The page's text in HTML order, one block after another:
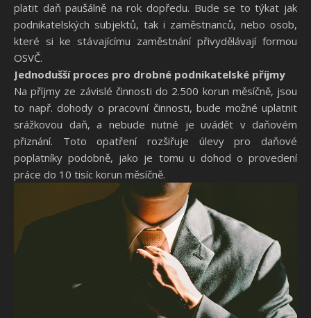
platit daň paušálně na rok dopředu. Bude se to týkat jak
podnikatelských subjektů, tak i zaměstnanců, nebo osob,
které si ke stávajícímu zaměstnání přivydělávají formou
OSVČ.
Jednodušší proces pro drobné podnikatelské příjmy
Na příjmy ze závislé činnosti do 2.500 korun měsíčně, jsou
to např. dohody o pracovní činnosti, bude možné uplatnit
srážkovou daň, a nebude nutné je uvádět v daňovém
přiznání. Toto opatření rozšiřuje úlevy pro daňové
poplatníky podobně, jako je tomu u dohod o provedení
práce do 10 tisíc korun měsíčně.